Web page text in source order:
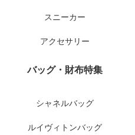
スニーカー
アクセサリー
バッグ・財布特集
シャネルバッグ
ルイヴィトンバッグ